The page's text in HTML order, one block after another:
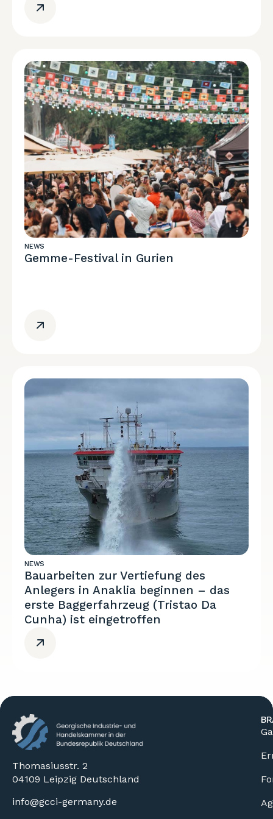
NEWS
Gemme-Festival in Gurien
NEWS
Bauarbeiten zur Vertiefung des
Anlegers in Anaklia beginnen – das
erste Baggerfahrzeug (Tristao Da
Cunha) ist eingetroffen
Thomasiusstr. 2
04109 Leipzig Deutschland
info@gcci-germany.de